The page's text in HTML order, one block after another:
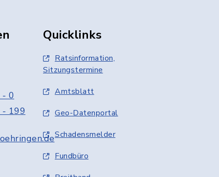
0
199
Quicklinks
Ratsinformation,
Sitzungstermine
Amtsblatt
Geo-Datenportal
Schadensmelder
Fundbüro